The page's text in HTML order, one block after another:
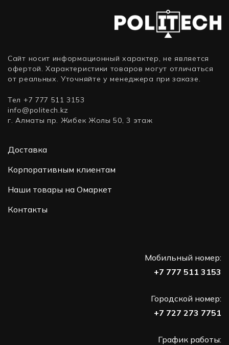
Сайт носит информационный характер, не является
офертой. Характеристики товаров могут отличаться
от реальных. Уточняйте у менеджера при заказе.
Тел +7 777 511 3153
info@politech.kz
г. Алматы пр. Жибек Жолы 50, 3 этаж
Доставка
Корпоративным клиентам
Наши товары на Омаркет
Контакты
Мобильный номер:
+7 777 511 3153
Городской номер:
+7 727 273 7751
График работы: